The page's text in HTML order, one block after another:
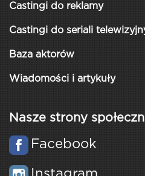
Castingi do reklamy
Castingi do seriali
Baza aktorów
Wiadomości i artykuły
Nasze strony
Facebook